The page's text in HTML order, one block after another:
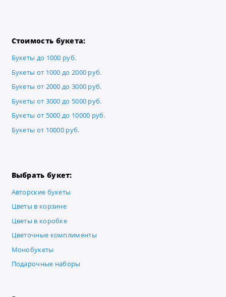
Стоимость букета:
Букеты до 1000 руб.
Букеты от 1000 до 2000 руб.
Букеты от 2000 до 3000 руб.
Букеты от 3000 до 5000 руб.
Букеты от 5000 до 10000 руб.
Букеты от 10000 руб.
Выбрать букет:
Авторские букеты
Цветы в корзине
Цветы в коробке
Цветочные комплименты
Монобукеты
Подарочные наборы